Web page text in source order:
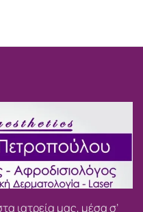
ιατρεία μας, μέσα σ’